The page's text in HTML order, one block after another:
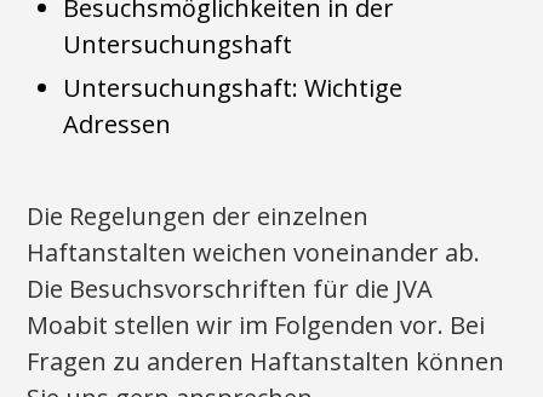
Besuchsmöglichkeiten in der
Untersuchungshaft
Untersuchungshaft: Wichtige
Adressen
Die Regelungen der einzelnen
Haftanstalten weichen voneinander ab.
Die Besuchsvorschriften für die JVA
Moabit stellen wir im Folgenden vor. Bei
Fragen zu anderen Haftanstalten können